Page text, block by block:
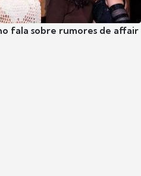
fala sobre rumores de affair